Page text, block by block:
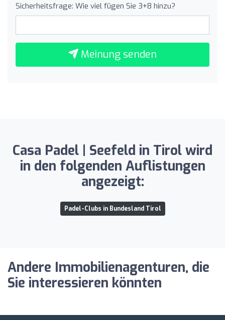
Sicherheitsfrage: Wie viel fügen Sie 3+8 hinzu?
Meinung senden
Casa Padel | Seefeld in Tirol wird
in den folgenden Auflistungen
angezeigt:
Padel-Clubs in Bundesland Tirol
Andere Immobilienagenturen, die
Sie interessieren könnten